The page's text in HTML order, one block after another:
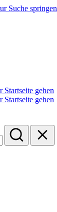
Suche springen